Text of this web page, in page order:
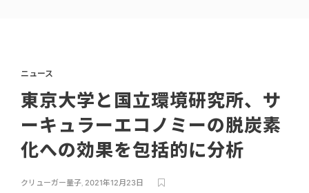
ニュース
東京大学と国立環境研究所、サ
ーキュラーエコノミーの脱炭素
化への効果を包括的に分析
クリューガー量子, 2021年12月23日